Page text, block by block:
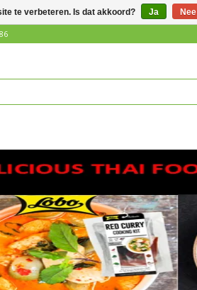
te verbeteren. Is dat akkoord? Ja Nee